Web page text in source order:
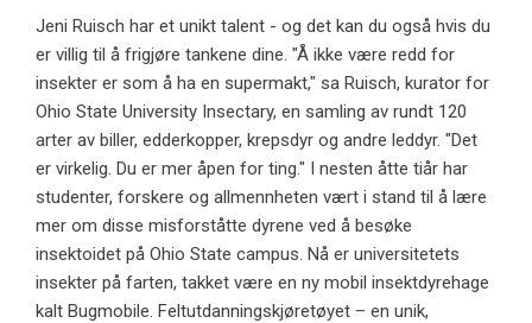
Jeni Ruisch har et unikt talent - og det kan du også hvis du
er villig til å frigjøre tankene dine. "Å ikke være redd for
insekter er som å ha en supermakt," sa Ruisch, kurator for
Ohio State University Insectary, en samling av rundt 120
arter av biller, edderkopper, krepsdyr og andre leddyr. "Det
er virkelig. Du er mer åpen for ting." I nesten åtte tiår har
studenter, forskere og allmennheten vært i stand til å lære
mer om disse misforståtte dyrene ved å besøke
insektoidet på Ohio State campus. Nå er universitetets
insekter på farten, takket være en ny mobil insektdyrehage
kalt Bugmobile. Feltutdanningskjøretøyet – en unik,